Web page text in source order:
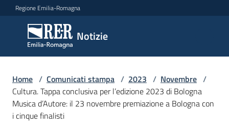
Vai al contenuto
Vai alla navigazione
Vai al footer
Regione Emilia-Romagna
Notizie
Notizie
Comunicati
stampa
Menu selezionato
Cerca
Home / Comunicati stampa / 2023 / Novembre /
Cultura. Tappa conclusiva per l’edizione 2023 di Bologna
Musica d’Autore: il 23 novembre premiazione a Bologna con
i cinque finalisti